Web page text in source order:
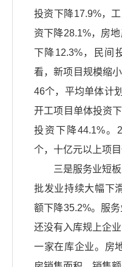
投资下降17.9%，
资下降28.1%，房
下降12.3%，民间
看，新项目规模缩
46个，平均单体计
开工项目单体投资
投资下降44.1%。
个，十亿元以上项目
三是服务业短
批发业持续大幅下
额下降35.2%。服
还没有入库规上企
一家在库企业。房